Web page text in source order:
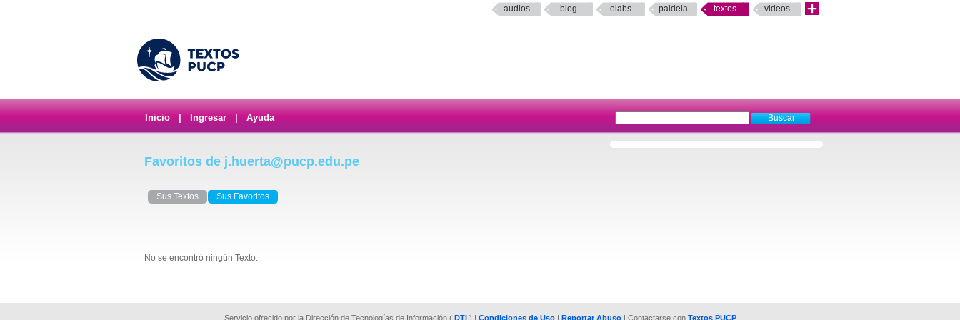
audios blog elabs paideia textos videos
Inicio Ingresar Ayuda
Favoritos de j.huerta@pucp.edu.pe
Sus Textos Sus Favoritos
No se encontró ningún Texto.
Servicio ofrecido por la Dirección de Tecnologías de Información ( DTI) | Condiciones de Uso| Reportar Abuso| Contactarse con Textos PUCP